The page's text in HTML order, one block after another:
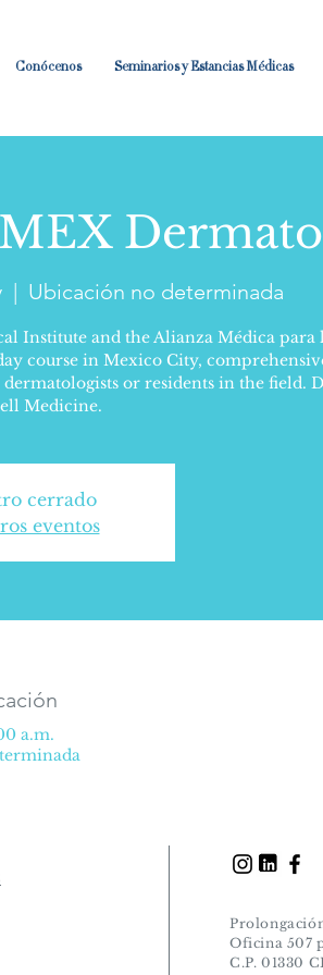
Conócenos Seminarios y Estancias Médicas
  |
Ubicación no determinada
Institute and the Alianza Médica para
course in Mexico City,
or residents in the field.
Medicine.
cerrado
eventos
a.m.
Oficina 507
C.P. 01330